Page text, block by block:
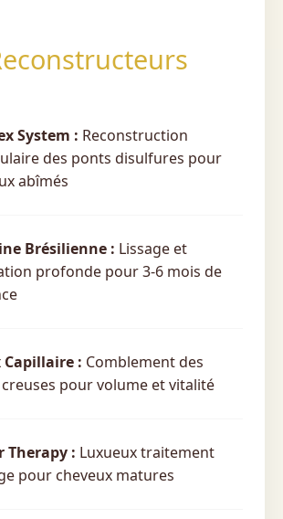
System : Reconstruction
des ponts disulfures pour
abîmés
Brésilienne : Lissage et
profonde pour 3-6 mois de
Capillaire : Comblement des
pour volume et vitalité
Therapy : Luxueux traitement
pour cheveux matures